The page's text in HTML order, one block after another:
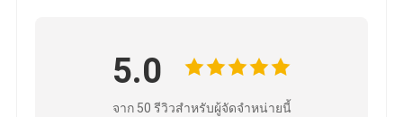
5.0
จาก 50 รีวิวสําหรับผู้จัดจําหน่ายนี้